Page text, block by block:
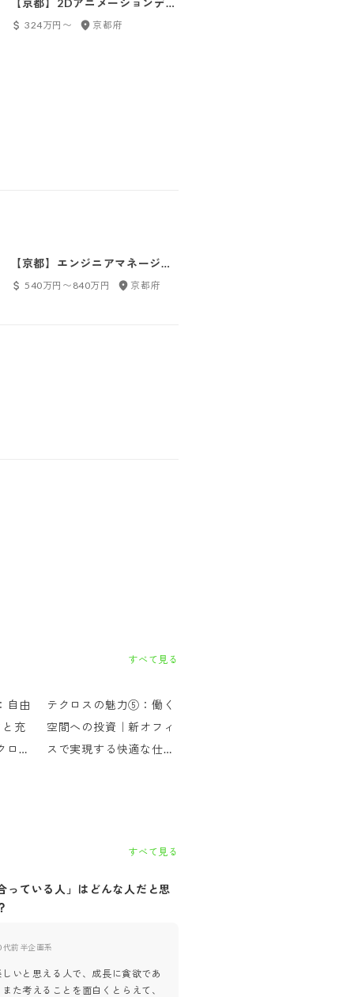
【京都】2Dアニメーションデザ
イナー（リーダー候補）
324万円〜 京都府
【京都】エンジニアマネージャ
ー（候補）
540万円〜840万円 京都府
すべて見る
自由
充
ロス
テクロスの魅力⑤：働く
空間への投資｜新オフィ
スで実現する快適な仕事
すべて見る
っている人」はどんな人だと思
代前半企画系
しいと思える人で、成長に貪欲であ
た考えることを面白くとらえて、